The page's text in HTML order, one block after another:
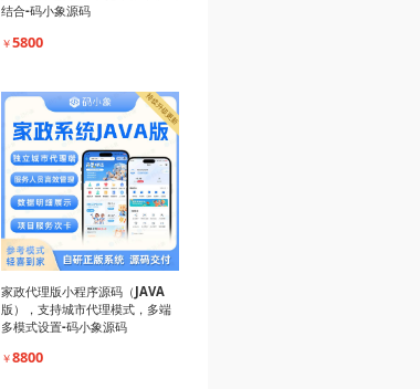
结合-码小象源码
￥5800
家政代理版小程序源码（JAVA
版），支持城市代理模式，多端
多模式设置-码小象源码
￥8800